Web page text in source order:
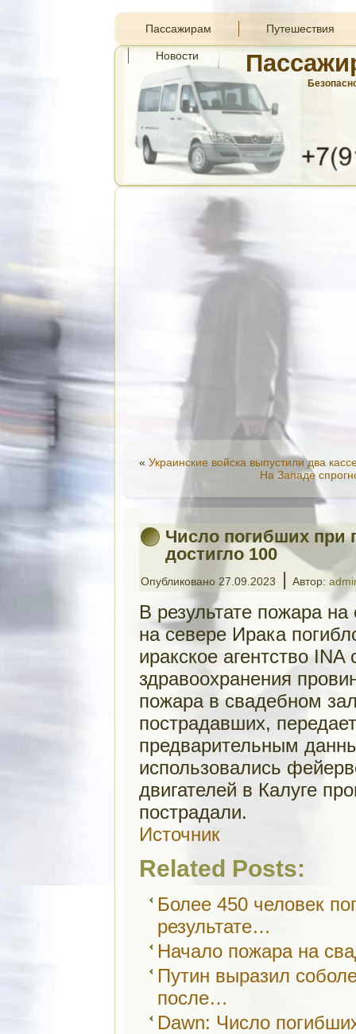
Пассажирам Путешествия
Новости
« Украинские войска выпустили два
На Западе
Число погибших при
достигло 100
Опубликовано 27.09.2023 | Автор:
В результате пожара
на севере Ирака
иракское агентство
здравоохранения
пожара в свадебном
пострадавших,
предварительным
использовались
двигателей в Калуге
пострадали.
Источник
Related Posts:
Более 450 человек
результате…
Начало пожара на
Путин выразил
после…
Dawn: Число